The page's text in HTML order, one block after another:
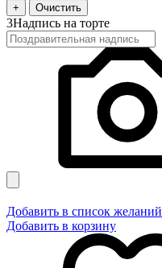
+ Очистить
3Надпись на торте
Добавить в список желаний
Добавить в корзину